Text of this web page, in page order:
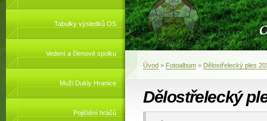
Tabulky výsledků OS
Vedení a členové spolku
Muži Dukly Hranice
Pojištění hráčů
Úvod » Fotoalbum » Dělostřelecký ples
Dělostřelecký